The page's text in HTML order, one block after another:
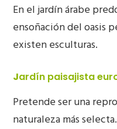
En el jardín árabe
ensoñación del oasis
existen esculturas.
Jardín paisajista
Pretende ser una
naturaleza más